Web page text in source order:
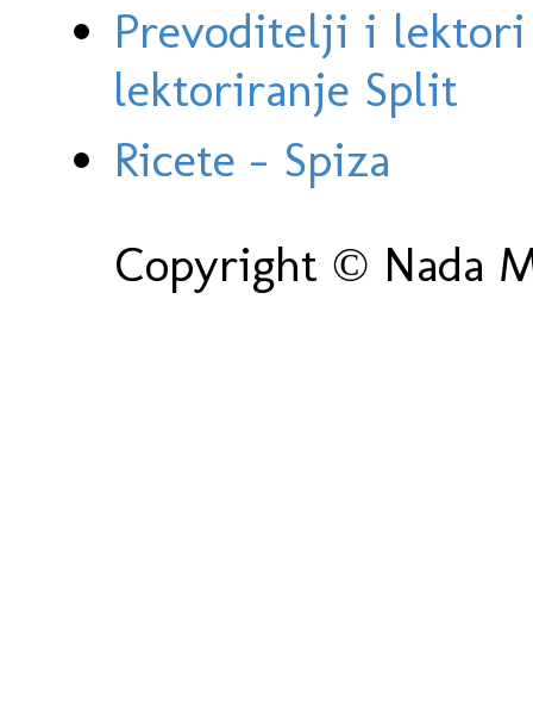
Prevoditelji i
lektoriranje Split
Ricete - Spiza
Copyright © Nada